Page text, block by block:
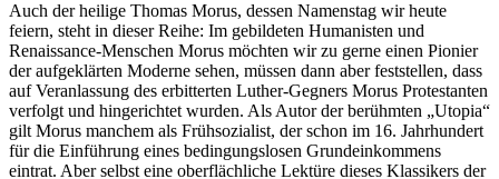
Auch der heilige Thomas Morus, dessen Namenstag wir heute
feiern, steht in dieser Reihe: Im gebildeten Humanisten und
Renaissance-Menschen Morus möchten wir zu gerne einen Pionier
der aufgeklärten Moderne sehen, müssen dann aber feststellen, dass
auf Veranlassung des erbitterten Luther-Gegners Morus Protestanten
verfolgt und hingerichtet wurden. Als Autor der berühmten „Utopia“
gilt Morus manchem als Frühsozialist, der schon im 16. Jahrhundert
für die Einführung eines bedingungslosen Grundeinkommens
eintrat. Aber selbst eine oberflächliche Lektüre dieses Klassikers der